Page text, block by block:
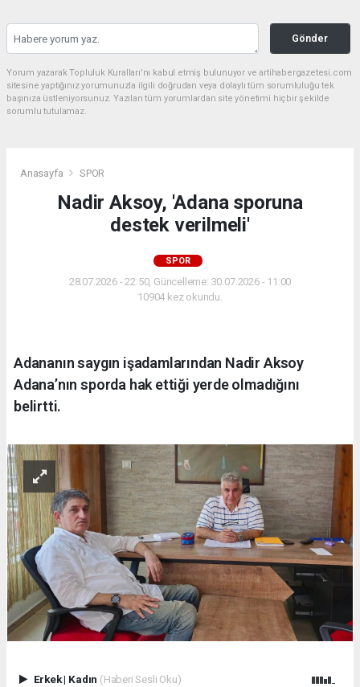
Gönder
Yorum yazarak Topluluk Kuralları’nı kabul etmiş bulunuyor ve artihabergazetesi.com
sitesine yaptığınız yorumunuzla ilgili doğrudan veya dolaylı tüm sorumluluğu tek
başınıza üstleniyorsunuz. Yazılan tüm yorumlardan site yönetimi hiçbir şekilde
sorumlu tutulamaz.
Anasayfa SPOR
Nadir Aksoy, 'Adana sporuna
destek verilmeli'
SPOR
28.07.2026 - 22:50, Güncelleme: 30.07.2026 - 11:00
10904 kez okundu.
Adananın saygın işadamlarından Nadir Aksoy
Adana’nın sporda hak ettiği yerde olmadığını
belirtti.
Erkek| Kadın (Haberi Sesli Oku)